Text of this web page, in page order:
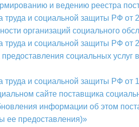
и ведению реестра
труда и социальной защиты РФ
организаций социального
труда и социальной защиты РФ от
социальных
труда и социальной защиты РФ
сайте поставщика
информации об этом
предоставления)»